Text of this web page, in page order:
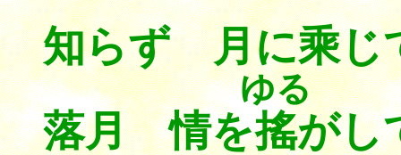
知らず 月に
落月 情を搖
ゆる
が